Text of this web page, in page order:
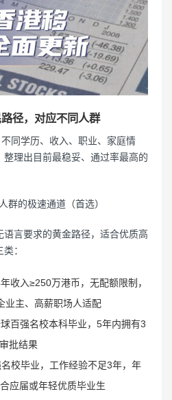
径，对应不同人群
同学历、收入、职业、家庭情
理出目前最稳妥、通过率最高的
群的极速通道（首选）
语言要求的黄金路径，适合优质高
：
收入≥250万港币，无配额限制，
业主、高薪职场人适配
百强名校本科毕业，5年内拥有3
批结果
校毕业，工作经验不足3年，年
应届或年轻优质毕业生